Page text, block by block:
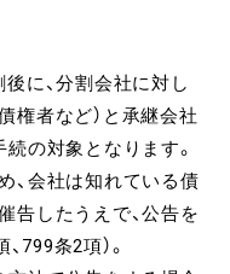
に、分割会社に対し
権者など）と承継会社
の対象となります。
、会社は知れている債
告したうえで、公告を
799条2項）。